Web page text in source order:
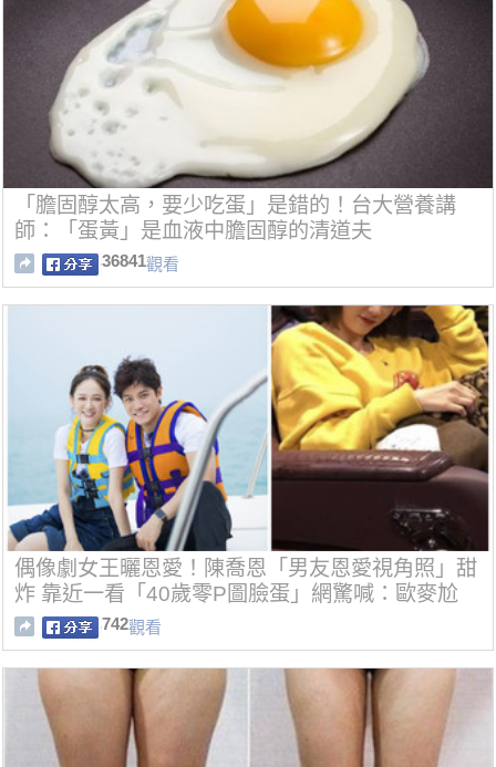
「膽固醇太高，要少吃蛋」是錯的！台大營養講
師：「蛋黃」是血液中膽固醇的清道夫
36841觀看
偶像劇女王曬恩愛！陳喬恩「男友恩愛視角照」甜
炸 靠近一看「40歲零P圖臉蛋」網驚喊：歐麥尬
742觀看